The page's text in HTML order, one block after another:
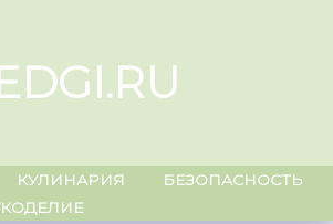
КУЛИНАРИЯ
БЕЗОПАСНОСТЬ